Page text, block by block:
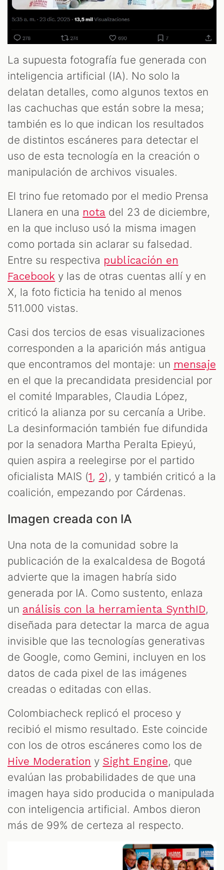
La supuesta fotografía fue generada con
inteligencia artificial (IA). No solo la
delatan detalles, como algunos textos en
las cachuchas que están sobre la mesa;
también es lo que indican los resultados
de distintos escáneres para detectar el
uso de esta tecnología en la creación o
manipulación de archivos visuales.
El trino fue retomado por el medio Prensa
Llanera en una nota del 23 de diciembre,
en la que incluso usó la misma imagen
como portada sin aclarar su falsedad.
Entre su respectiva publicación en
Facebook y las de otras cuentas allí y en
X, la foto ficticia ha tenido al menos
511.000 vistas.
Casi dos tercios de esas visualizaciones
corresponden a la aparición más antigua
que encontramos del montaje: un mensaje
en el que la precandidata presidencial por
el comité Imparables, Claudia López,
criticó la alianza por su cercanía a Uribe.
La desinformación también fue difundida
por la senadora Martha Peralta Epieyú,
quien aspira a reelegirse por el partido
oficialista MAIS (1, 2), y también criticó a la
coalición, empezando por Cárdenas.
Imagen creada con IA
Una nota de la comunidad sobre la
publicación de la exalcaldesa de Bogotá
advierte que la imagen habría sido
generada por IA. Como sustento, enlaza
un análisis con la herramienta SynthID,
diseñada para detectar la marca de agua
invisible que las tecnologías generativas
de Google, como Gemini, incluyen en los
datos de cada pixel de las imágenes
creadas o editadas con ellas.
Colombiacheck replicó el proceso y
recibió el mismo resultado. Este coincide
con los de otros escáneres como los de
Hive Moderation y Sight Engine, que
evalúan las probabilidades de que una
imagen haya sido producida o manipulada
con inteligencia artificial. Ambos dieron
más de 99% de certeza al respecto.